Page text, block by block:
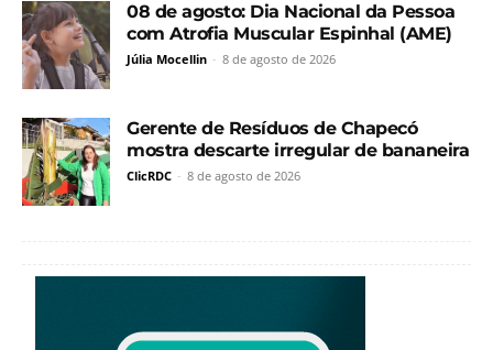
08 de agosto: Dia Nacional da Pessoa
com Atrofia Muscular Espinhal (AME)
Júlia Mocellin - 8 de agosto de 2026
Gerente de Resíduos de Chapecó
mostra descarte irregular de bananeira
ClicRDC - 8 de agosto de 2026